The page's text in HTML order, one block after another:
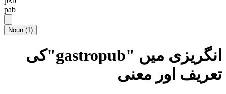
pab
Noun (1)
انگریزی میں "gastropub"کی
تعریف اور معنی